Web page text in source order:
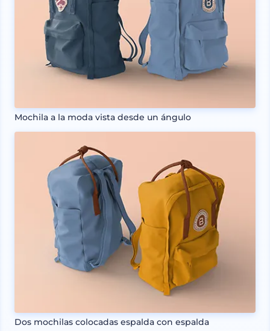
Mochila a la moda vista desde un ángulo
Dos mochilas colocadas espalda con espalda